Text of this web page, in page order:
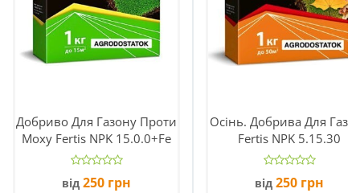
Добриво Для Газону Проти
Моху Fertis NPK 15.0.0+Fe
від 250 грн
Осінь. Добрива Для
Fertis NPK 5.15.30
від 250 грн